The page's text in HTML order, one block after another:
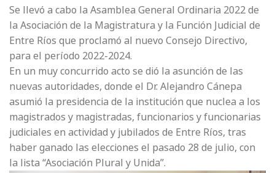
Se llevó a cabo la Asamblea General Ordinaria 2022 de
la Asociación de la Magistratura y la Función Judicial de
Entre Ríos que proclamó al nuevo Consejo Directivo,
para el período 2022-2024.
En un muy concurrido acto se dió la asunción de las
nuevas autoridades, donde el Dr. Alejandro Cánepa
asumió la presidencia de la institución que nuclea a los
magistrados y magistradas, funcionarios y funcionarias
judiciales en actividad y jubilados de Entre Ríos, tras
haber ganado las elecciones el pasado 28 de julio, con
la lista “Asociación Plural y Unida”.